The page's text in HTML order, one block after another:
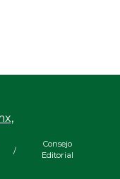
Consejo